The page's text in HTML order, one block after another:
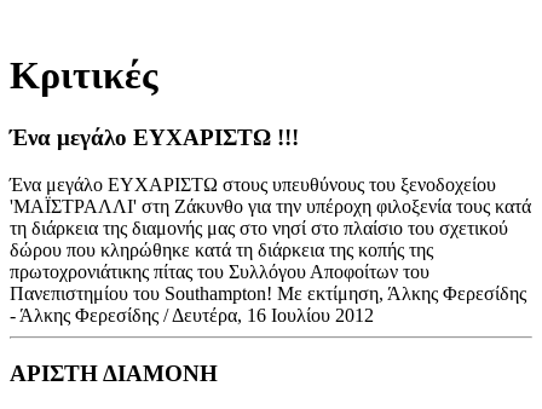
Κριτικές
Ένα μεγάλο ΕΥΧΑΡΙΣΤΩ !!!
Ένα μεγάλο ΕΥΧΑΡΙΣΤΩ στους υπευθύνους του ξενοδοχείου
'ΜΑΪΣΤΡΑΛΛΙ' στη Ζάκυνθο για την υπέροχη φιλοξενία τους κατά
τη διάρκεια της διαμονής μας στο νησί στο πλαίσιο του σχετικού
δώρου που κληρώθηκε κατά τη διάρκεια της κοπής της
πρωτοχρονιάτικης πίτας του Συλλόγου Αποφοίτων του
Πανεπιστημίου του Southampton! Με εκτίμηση, Άλκης Φερεσίδης
- Άλκης Φερεσίδης / Δευτέρα, 16 Ιουλίου 2012
ΑΡΙΣΤΗ ΔΙΑΜΟΝΗ